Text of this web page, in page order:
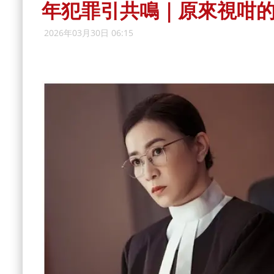
年犯罪引共鳴｜原來視咁
2026年03月30日 06:15